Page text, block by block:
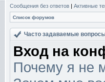
Сообщения без ответов | Активные
Список форумов
Часто задаваемые
Вход на
Почему я не